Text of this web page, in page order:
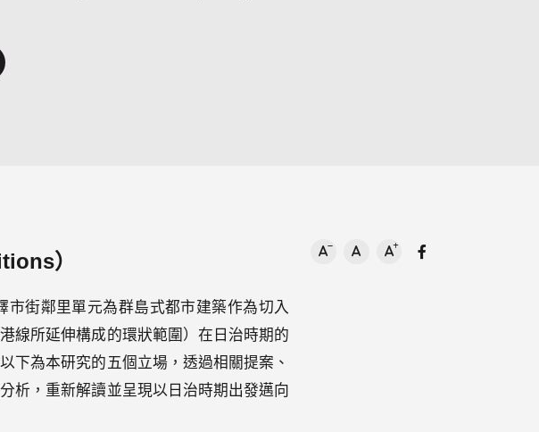
文字尺寸縮小
文字尺寸正常文字尺寸增加
Facebook分享
）
街鄰里單元為群島式都市建築作為切入
線所延伸構成的環狀範圍）在日治時期的
下為本研究的五個立場，透過相關提案、
析，重新解讀並呈現以日治時期出發邁向